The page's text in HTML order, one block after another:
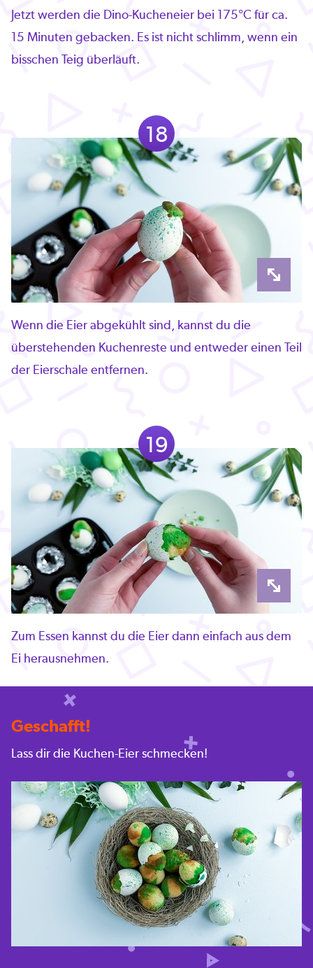
Jetzt werden die Dino-Kucheneier bei 175°C für ca.
15 Minuten gebacken. Es ist nicht schlimm, wenn ein
bisschen Teig überläuft.
18
Wenn die Eier abgekühlt sind, kannst du die
überstehenden Kuchenreste und entweder einen Teil
der Eierschale entfernen.
19
Zum Essen kannst du die Eier dann einfach aus dem
Ei herausnehmen.
Geschafft!
Lass dir die Kuchen-Eier schmecken!